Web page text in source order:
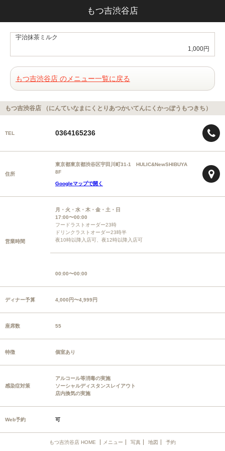
もつ吉渋谷店
宇治抹茶ミルク
1,000円
もつ吉渋谷店 のメニュー一覧に戻る
もつ吉渋谷店 （にんていなまにくとりあつかいてんにくかっぽうもつきち）
TEL 0364165236
住所
東京都東京都渋谷区宇田川町31-1 HULIC&NewSHIBUYA
8F
Googleマップで開く
営業時間
月・火・水・木・金・土・日
17:00〜00:00
フードラストオーダー23時
ドリンクラストオーダー23時半
夜10時以降入店可、夜12時以降入店可
00:00〜00:00
ディナー予算 4,000円〜4,999円
座席数 55
特徴 個室あり
感染症対策
アルコール等消毒の実施
ソーシャルディスタンスレイアウト
店内換気の実施
Web予約 可
もつ吉渋谷店 HOME メニュー 写真 地図 予約